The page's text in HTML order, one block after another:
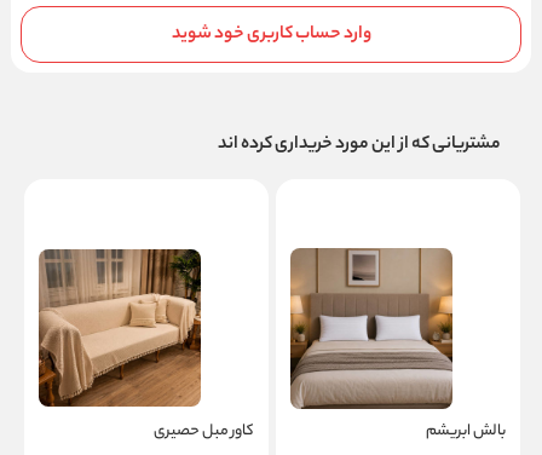
وارد حساب کاربری خود شوید
مشتریانی که از این مورد خریداری کرده اند
بالش ابریشم کاور مبل حصیری